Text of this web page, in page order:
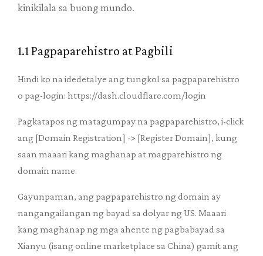
kinikilala sa buong mundo.
1.1 Pagpaparehistro at Pagbili
Hindi ko na idedetalye ang tungkol sa pagpaparehistro
o pag-login: https://dash.cloudflare.com/login
Pagkatapos ng matagumpay na pagpaparehistro, i-click
ang [Domain Registration] -> [Register Domain], kung
saan maaari kang maghanap at magparehistro ng
domain name.
Gayunpaman, ang pagpaparehistro ng domain ay
nangangailangan ng bayad sa dolyar ng US. Maaari
kang maghanap ng mga ahente ng pagbabayad sa
Xianyu (isang online marketplace sa China) gamit ang